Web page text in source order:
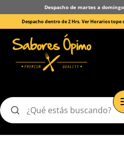
Despacho de martes a
Despacho dentro de 2 Hrs. Ver Horarios tope
Buscar